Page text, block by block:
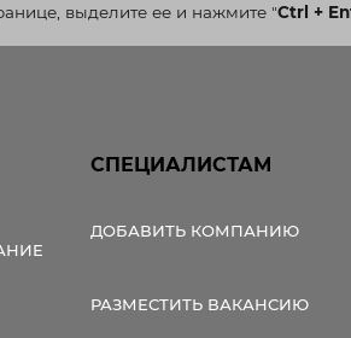
выделите ее и нажмите"Ctrl +
СПЕЦИАЛИСТАМ
ДОБАВИТЬ КОМПАНИЮ
РАЗМЕСТИТЬ ВАКАНСИЮ